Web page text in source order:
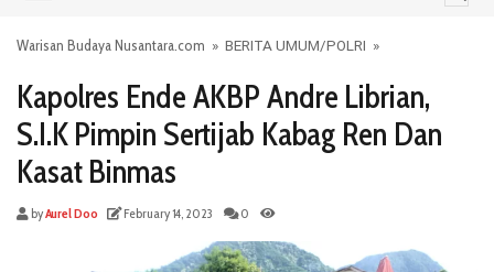
Warisan Budaya Nusantara.com » BERITA UMUM/POLRI »
Kapolres Ende AKBP Andre Librian,
S.I.K Pimpin Sertijab Kabag Ren Dan
Kasat Binmas
byAurel Doo February 14, 2023 0